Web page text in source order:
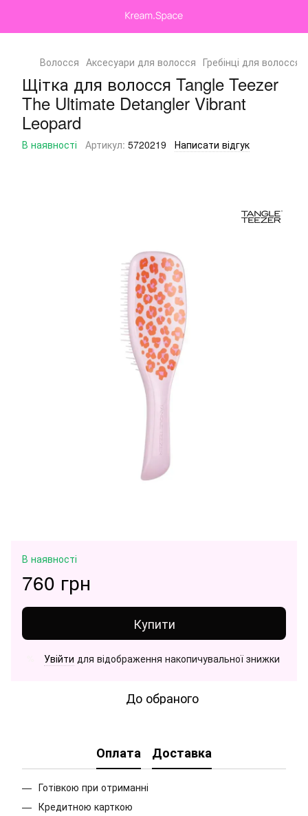
Волосся Аксесуари для волосся Гребінці для волосся
Щітка для волосся Tangle Teezer
The Ultimate Detangler Vibrant
Leopard
В наявності Артикул: 5720219 Написати відгук
В наявності
760 грн
Купити
Увійти для відображення накопичувальної знижки
До обраного
Оплата Доставка
Готівкою при отриманні
Кредитною карткою